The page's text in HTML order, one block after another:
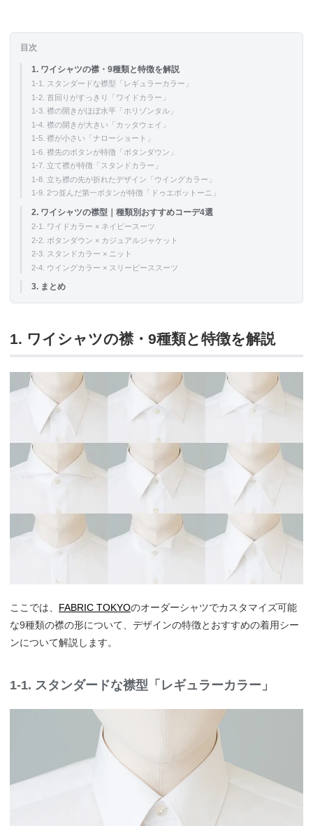
目次
1. ワイシャツの襟・9種類と特徴を解説
1-1. スタンダードな襟型「レギュラーカラー」
1-2. 首回りがすっきり「ワイドカラー」
1-3. 襟の開きがほぼ水平「ホリゾンタル」
1-4. 襟の開きが大きい「カッタウェイ」
1-5. 襟が小さい「ナローショート」
1-6. 襟先のボタンが特徴「ボタンダウン」
1-7. 立て襟が特徴「スタンドカラー」
1-8. 立ち襟の先が折れたデザイン「ウイングカラー」
1-9. 2つ並んだ第一ボタンが特徴「ドゥエボットーニ」
2. ワイシャツの襟型｜種類別おすすめコーデ4選
2-1. ワイドカラー × ネイビースーツ
2-2. ボタンダウン × カジュアルジャケット
2-3. スタンドカラー × ニット
2-4. ウイングカラー × スリーピーススーツ
3. まとめ
1. ワイシャツの襟・9種類と特徴を解説
ここでは、 FABRIC TOKYOのオーダーシャツでカスタマイズ可能
な9種類の襟の形について、デザインの特徴とおすすめの着用シー
ンについて解説します。
1-1. スタンダードな襟型「レギュラーカラー」